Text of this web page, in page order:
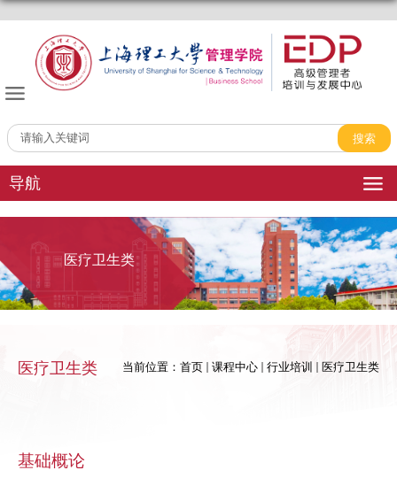
导航
医疗卫生类
当前位置： 首页 课程中心 行业培训 医疗卫生类
医疗卫生类
基础概论